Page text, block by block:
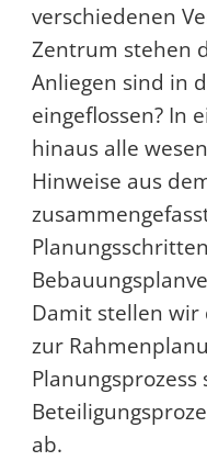
verschiedenen
Zentrum stehen
Anliegen sind in
eingeflossen? In
hinaus alle
Hinweise aus
Damit stellen wir
zur
ab.